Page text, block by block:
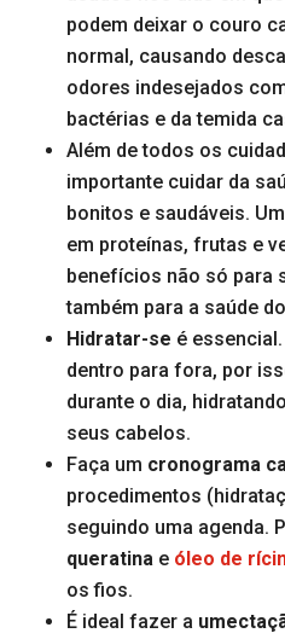
podem deixar o couro
normal, causando
odores indesejados
bactérias e da temida
Além de todos os
importante cuidar da
bonitos e saudáveis.
em proteínas, frutas e
benefícios não só para
também para a saúde
Hidratar-se é
dentro para fora, por
durante o dia,
seus cabelos.
Faça um cronograma
procedimentos
seguindo uma agenda.
queratina e óleo de
os fios.
É ideal fazer a